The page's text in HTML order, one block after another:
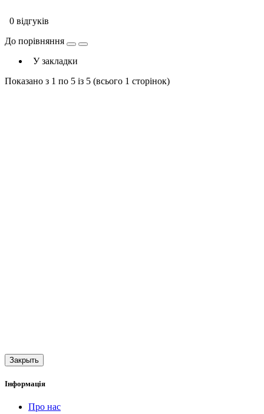
0 відгуків
До порівняння
У закладки
Показано з 1 по 5 із 5 (всього 1 сторінок)
Закрыть
Інформація
Про нас